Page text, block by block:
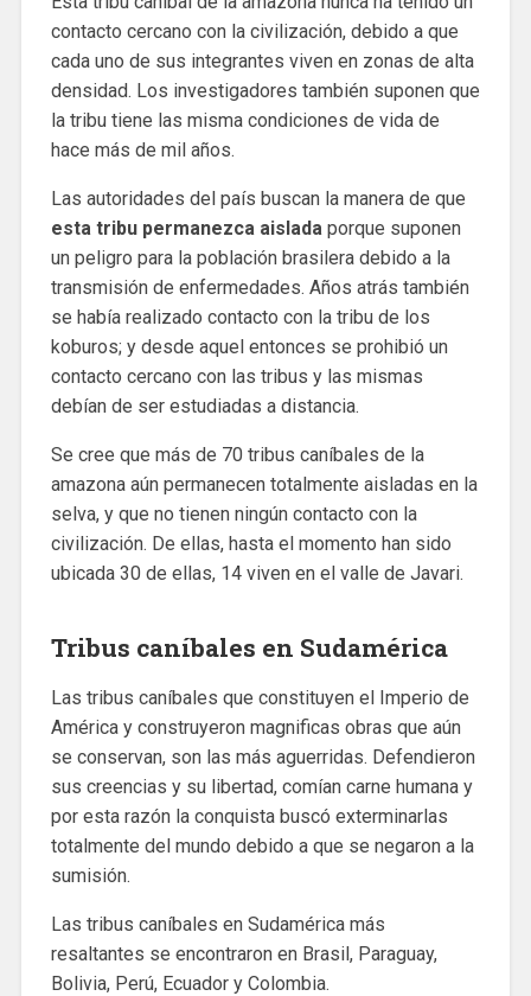
contacto cercano con la civilización, debido a que
cada uno de sus integrantes viven en zonas de alta
densidad. Los investigadores también suponen que
la tribu tiene las misma condiciones de vida de
hace más de mil años.
Las autoridades del país buscan la manera de que
esta tribu permanezca aislada porque suponen
un peligro para la población brasilera debido a la
transmisión de enfermedades. Años atrás también
se había realizado contacto con la tribu de los
koburos; y desde aquel entonces se prohibió un
contacto cercano con las tribus y las mismas
debían de ser estudiadas a distancia.
Se cree que más de 70 tribus caníbales de la
amazona aún permanecen totalmente aisladas en la
selva, y que no tienen ningún contacto con la
civilización. De ellas, hasta el momento han sido
ubicada 30 de ellas, 14 viven en el valle de Javari.
Tribus caníbales en Sudamérica
Las tribus caníbales que constituyen el Imperio de
América y construyeron magnificas obras que aún
se conservan, son las más aguerridas. Defendieron
sus creencias y su libertad, comían carne humana y
por esta razón la conquista buscó exterminarlas
totalmente del mundo debido a que se negaron a la
sumisión.
Las tribus caníbales en Sudamérica más
resaltantes se encontraron en Brasil, Paraguay,
Bolivia, Perú, Ecuador y Colombia.